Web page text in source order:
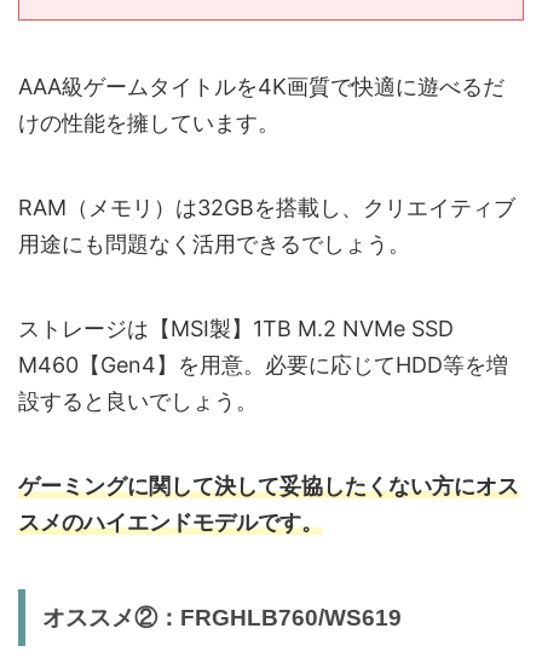
AAA級ゲームタイトルを4K画質で快適に遊べるだ
けの性能を擁しています。
RAM（メモリ）は32GBを搭載し、クリエイティブ
用途にも問題なく活用できるでしょう。
ストレージは【MSI製】1TB M.2 NVMe SSD
M460【Gen4】を用意。必要に応じてHDD等を増
設すると良いでしょう。
ゲーミングに関して決して妥協したくない方にオス
スメのハイエンドモデルです。
オススメ②：FRGHLB760/WS619